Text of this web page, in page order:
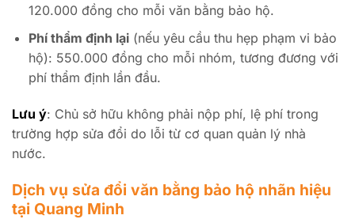
120.000 đồng cho mỗi văn bằng bảo hộ.
Phí thẩm định lại(nếu yêu cầu thu hẹp phạm vi bảo
hộ): 550.000 đồng cho mỗi nhóm, tương đương với
phí thẩm định lần đầu.
Lưu ý: Chủ sở hữu không phải nộp phí, lệ phí trong
trường hợp sửa đổi do lỗi từ cơ quan quản lý nhà
nước.
Dịch vụ sửa đổi văn bằng bảo hộ nhãn hiệu
tại Quang Minh